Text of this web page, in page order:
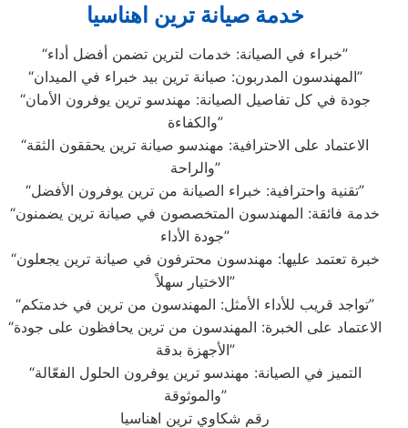
خدمة صيانة ترين اهناسيا
“خبراء في الصيانة: خدمات لترين تضمن أفضل أداء”
“المهندسون المدربون: صيانة ترين بيد خبراء في الميدان”
“جودة في كل تفاصيل الصيانة: مهندسو ترين يوفرون الأمان
والكفاءة”
“الاعتماد على الاحترافية: مهندسو صيانة ترين يحققون الثقة
والراحة”
“تقنية واحترافية: خبراء الصيانة من ترين يوفرون الأفضل”
“خدمة فائقة: المهندسون المتخصصون في صيانة ترين يضمنون
جودة الأداء”
“خبرة تعتمد عليها: مهندسون محترفون في صيانة ترين يجعلون
الاختيار سهلاً”
“تواجد قريب للأداء الأمثل: المهندسون من ترين في خدمتكم”
“الاعتماد على الخبرة: المهندسون من ترين يحافظون على جودة
الأجهزة بدقة”
“التميز في الصيانة: مهندسو ترين يوفرون الحلول الفعّالة
والموثوقة”
رقم شكاوي ترين اهناسيا